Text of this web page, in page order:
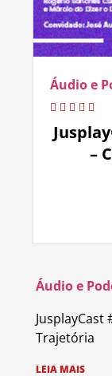
Áudio e
–
Áudio e
JusplayCast
Trajetória
LEIA MAIS